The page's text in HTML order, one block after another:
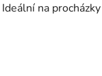
na